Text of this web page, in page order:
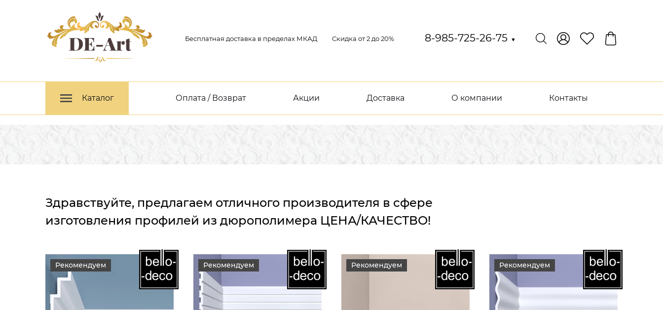
Бесплатная доставка в пределах МКАД Скидка от 2 до 20% 8-985-725-26-75 ▼
Каталог Оплата / Возврат Акции Доставка О компании Контакты
Здравствуйте, предлагаем отличного производителя в сфере
изготовления профилей из дюрополимера ЦЕНА/КАЧЕСТВО!
Рекомендуем Рекомендуем Рекомендуем Рекомендуем